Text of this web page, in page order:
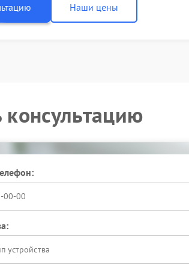
Наши цены
консультацию
устройства